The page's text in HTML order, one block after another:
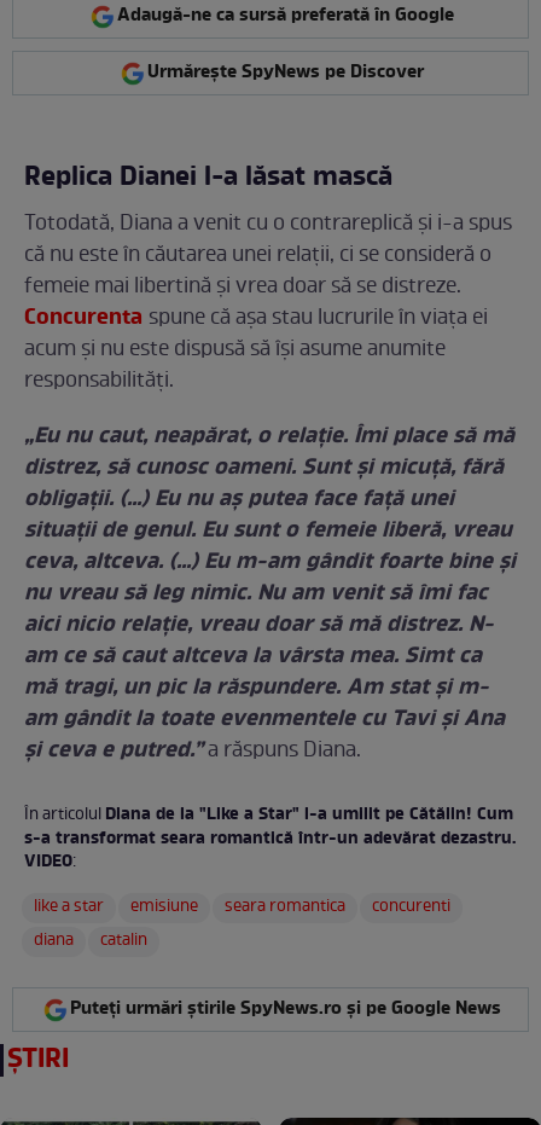
Adaugă-ne ca sursă preferată în Google
Urmărește SpyNews pe Discover
Replica Dianei l-a lăsat mască
Totodată, Diana a venit cu o contrareplică și i-a spus
că nu este în căutarea unei relații, ci se consideră o
femeie mai libertină și vrea doar să se distreze.
Concurenta spune că așa stau lucrurile în viața ei
acum și nu este dispusă să își asume anumite
responsabilități.
„Eu nu caut, neapărat, o relație. Îmi place să mă
distrez, să cunosc oameni. Sunt şi micuţă, fără
obligaţii. (...) Eu nu aş putea face faţă unei
situaţii de genul. Eu sunt o femeie liberă, vreau
ceva, altceva. (...) Eu m-am gândit foarte bine şi
nu vreau să leg nimic. Nu am venit să îmi fac
aici nicio relaţie, vreau doar să mă distrez. N-
am ce să caut altceva la vârsta mea. Simt ca
mă tragi, un pic la răspundere. Am stat şi m-
am gândit la toate evenmentele cu Tavi şi Ana
şi ceva e putred.”a răspuns Diana.
În articolulDiana de la "Like a Star" l-a umilit pe Cătălin! Cum
s-a transformat seara romantică într-un adevărat dezastru.
VIDEO:
like a star
emisiune seara romantica
concurenti
diana
catalin
Puteți urmări știrile SpyNews.ro și pe Google News
ȘTIRI